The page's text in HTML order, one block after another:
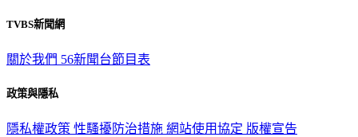
TVBS新聞網
關於我們 56新聞台節目表
政策與隱私
隱私權政策 性騷擾防治措施 網站使用協定 版權宣告